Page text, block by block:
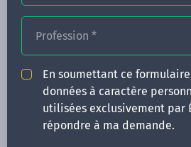
Profession *
En soumettant ce
données à caractère
utilisées exclusivement par
répondre à ma demande.
CONGRÈS
ACTUALITÉS
INFOS PRATIQUES
Qui sommes-nous ?
CONTACT